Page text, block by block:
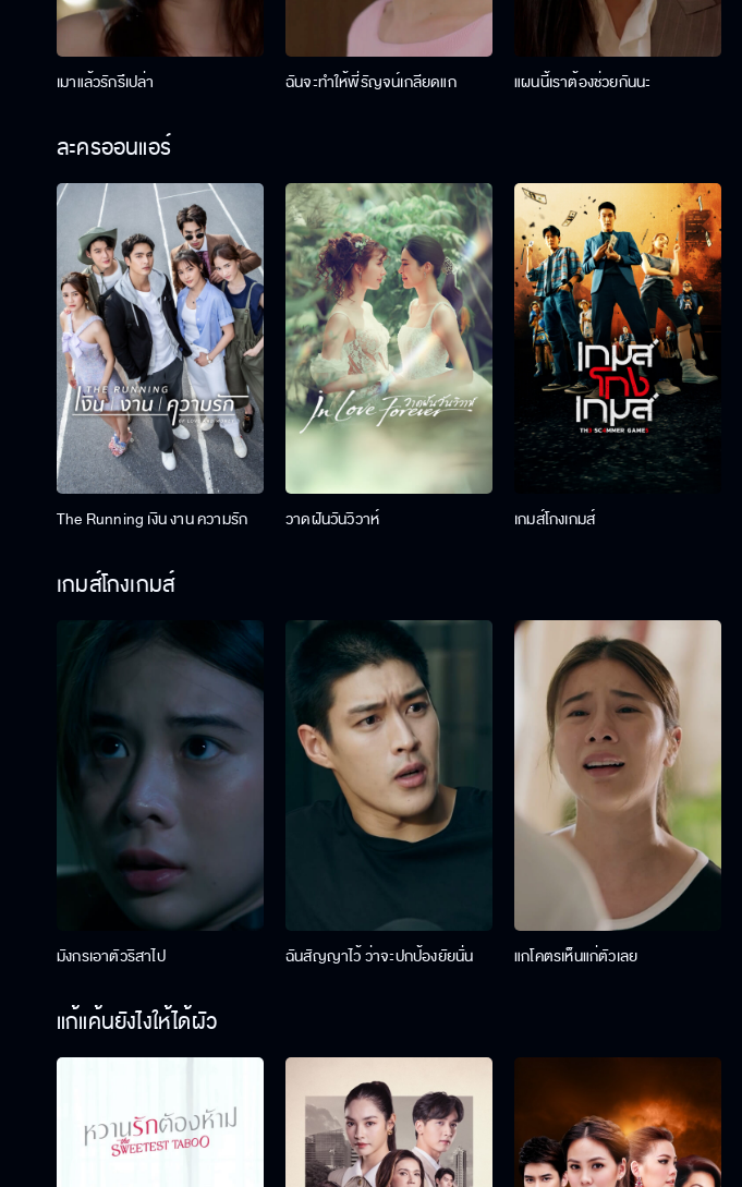
เมาแล้วรักรึเปล่า ฉันจะทำให้พี่รัญจน์เกลียดแก แผนนี้เราต้องช่วยกันนะ
ละครออนแอร์
The Running เงิน งาน ความรัก วาดฝันวันวิวาห์ เกมส์โกงเกมส์
เกมส์โกงเกมส์
มังกรเอาตัวริสาไป ฉันสัญญาไว้ ว่าจะปกป้องยัยนั่น แกโคตรเห็นแก่ตัวเลย
แก้แค้นยังไงให้ได้ผัว